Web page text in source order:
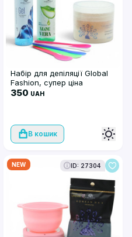
Набір для депіляції Global
Fashion, супер ціна
350 UAH
В кошик
NEW ID: 27304